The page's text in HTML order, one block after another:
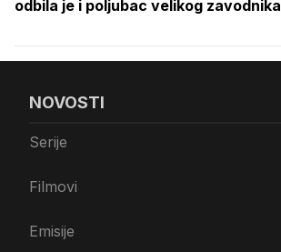
odbila je i poljubac velikog zavodnika
NOVOSTI
Serije
Filmovi
Emisije